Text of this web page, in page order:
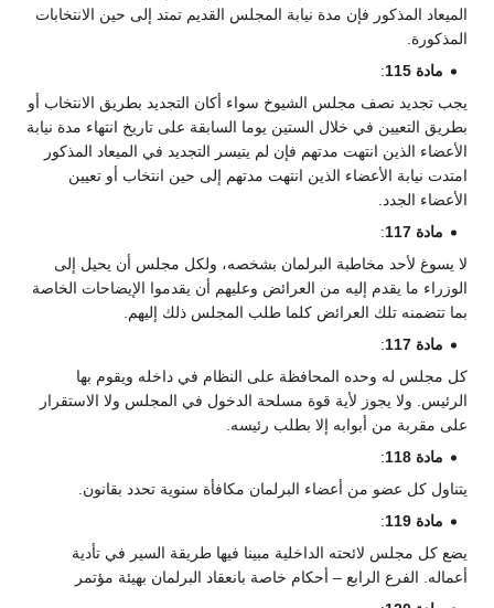
الميعاد المذكور فإن مدة نيابة المجلس القديم تمتد إلى حين الانتخابات
المذكورة.
مادة 115
:
يجب تجديد نصف مجلس الشيوخ سواء أكان التجديد بطريق الانتخاب أو
بطريق التعيين في خلال الستين يوما السابقة على تاريخ انتهاء مدة نيابة
الأعضاء الذين انتهت مدتهم فإن لم يتيسر التجديد في الميعاد المذكور
امتدت نيابة الأعضاء الذين انتهت مدتهم إلى حين انتخاب أو تعيين
الأعضاء الجدد.
مادة 117
:
لا يسوغ لأحد مخاطبة البرلمان بشخصه، ولكل مجلس أن يحيل إلى
الوزراء ما يقدم إليه من العرائض وعليهم أن يقدموا الإيضاحات الخاصة
بما تتضمنه تلك العرائض كلما طلب المجلس ذلك إليهم.
مادة 117
:
كل مجلس له وحده المحافظة على النظام في داخله ويقوم بها
الرئيس. ولا يجوز لأية قوة مسلحة الدخول في المجلس ولا الاستقرار
على مقربة من أبوابه إلا بطلب رئيسه.
مادة 118
:
يتناول كل عضو من أعضاء البرلمان مكافأة سنوية تحدد بقانون.
مادة 119
:
يضع كل مجلس لائحته الداخلية مبينا فيها طريقة السير في تأدية
أعماله. الفرع الرابع – أحكام خاصة بانعقاد البرلمان بهيئة مؤتمر